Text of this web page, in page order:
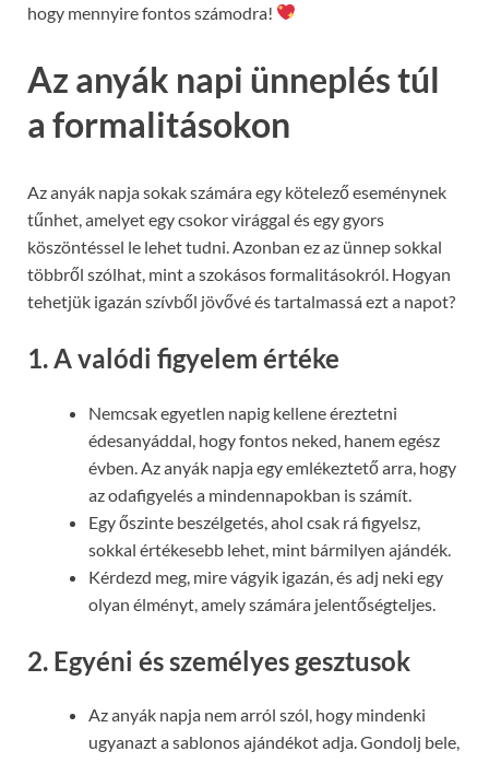
hogy mennyire fontos számodra!
Az anyák napi ünneplés túl
a formalitásokon
Az anyák napja sokak számára egy kötelező eseménynek
tűnhet, amelyet egy csokor virággal és egy gyors
köszöntéssel le lehet tudni. Azonban ez az ünnep sokkal
többről szólhat, mint a szokásos formalitásokról. Hogyan
tehetjük igazán szívből jövővé és tartalmassá ezt a napot?
1. A valódi figyelem értéke
Nemcsak egyetlen napig kellene éreztetni
édesanyáddal, hogy fontos neked, hanem egész
évben. Az anyák napja egy emlékeztető arra, hogy
az odafigyelés a mindennapokban is számít.
Egy őszinte beszélgetés, ahol csak rá figyelsz,
sokkal értékesebb lehet, mint bármilyen ajándék.
Kérdezd meg, mire vágyik igazán, és adj neki egy
olyan élményt, amely számára jelentőségteljes.
2. Egyéni és személyes gesztusok
Az anyák napja nem arról szól, hogy mindenki
ugyanazt a sablonos ajándékot adja. Gondolj bele,